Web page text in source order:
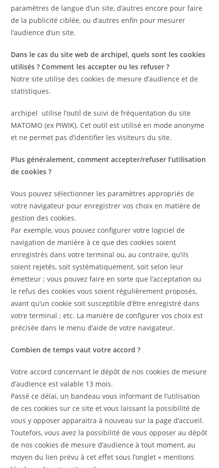
paramètres de langue d’un site, d’autres encore pour faire
de la publicité ciblée, ou d’autres enfin pour mesurer
l’audience d’un site.
Dans le cas du site web de archipel, quels sont les cookies
utilisés ? Comment les accepter ou les refuser ?
Notre site utilise des cookies de mesure d’audience et de
statistiques.
archipel utilise l’outil de suivi de fréquentation du site
MATOMO (ex PIWIK). Cet outil est utilisé en mode anonyme
et ne permet pas d’identifier les visiteurs du site.
Plus généralement, comment accepter/refuser l’utilisation
de cookies ?
Vous pouvez sélectionner les paramètres appropriés de
votre navigateur pour enregistrer vos choix en matière de
gestion des cookies.
Par exemple, vous pouvez configurer votre logiciel de
navigation de manière à ce que des cookies soient
enregistrés dans votre terminal ou, au contraire, qu’ils
soient rejetés, soit systématiquement, soit selon leur
émetteur ; vous pouvez faire en sorte que l’acceptation ou
le refus des cookies vous soient régulièrement proposés,
avant qu’un cookie soit susceptible d’être enregistré dans
votre terminal ; etc. La manière de configurer vos choix est
précisée dans le menu d’aide de votre navigateur.
Combien de temps vaut votre accord ?
Votre accord concernant le dépôt de nos cookies de mesure
d’audience est valable 13 mois.
Passé ce délai, un bandeau vous informant de l’utilisation
de ces cookies sur ce site et vous laissant la possibilité de
vous y opposer apparaitra à nouveau sur la page d’accueil.
Toutefois, vous avez la possibilité de vous opposer au dépôt
de nos cookies de mesure d’audience à tout moment, au
moyen du lien prévu à cet effet sous l’onglet « mentions